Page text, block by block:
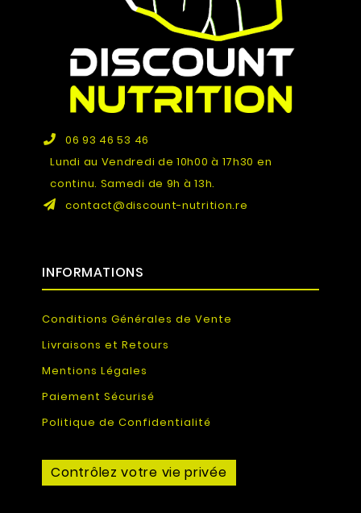
06 93 46 53 46
Lundi au Vendredi de 10h00 à 17h30 en
continu. Samedi de 9h à 13h.
contact@discount-nutrition.re
INFORMATIONS
Conditions Générales de Vente
Livraisons et Retours
Mentions Légales
Paiement Sécurisé
Politique de Confidentialité
Contrôlez votre vie privée